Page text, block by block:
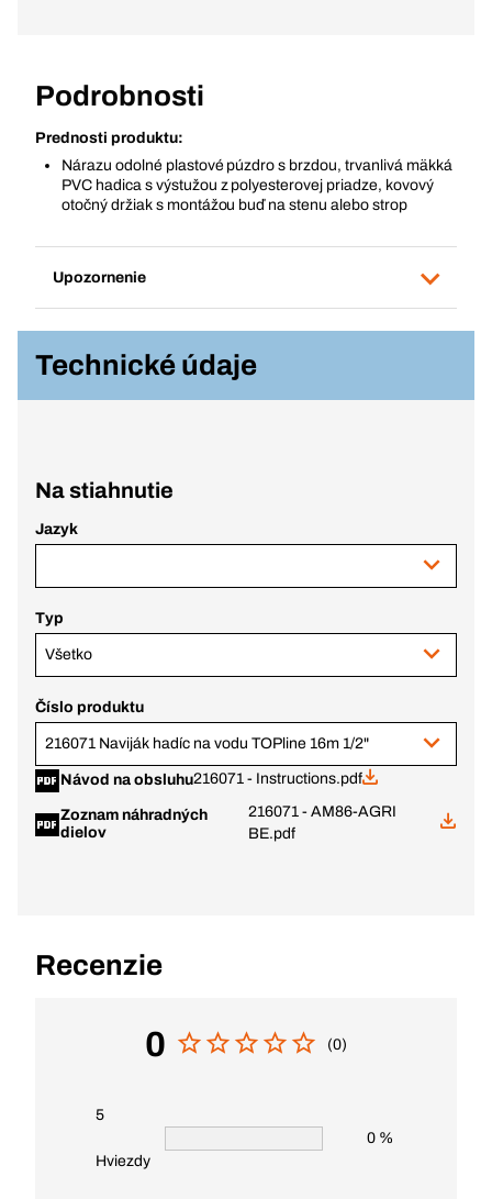
Podrobnosti
Prednosti produktu:
Nárazu odolné plastové púzdro s brzdou, trvanlivá mäkká
PVC hadica s výstužou z polyesterovej priadze, kovový
otočný držiak s montážou buď na stenu alebo strop
Upozornenie
Technické údaje
Na stiahnutie
Jazyk
Typ
Všetko
Číslo produktu
216071 Naviják hadíc na vodu TOPline 16m 1/2"
Návod na obsluhu216071 - Instructions.pdf
Zoznam náhradných
dielov
216071 - AM86-AGRI
BE.pdf
Recenzie
0 (0)
5
Hviezdy
0 %